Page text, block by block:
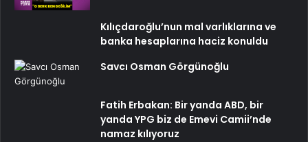
Kılıçdaroğlu’nun mal varlıklarına ve
banka hesaplarına haciz konuldu
Savcı Osman Görgünoğlu
Fatih Erbakan: Bir yanda ABD, bir
yanda YPG biz de Emevi Camii’nde
namaz kılıyoruz